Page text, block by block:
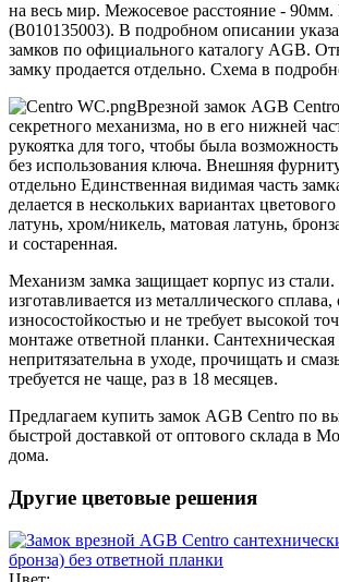
на весь мир. Межосевое расстояние - 90мм.
(B010135003). В подробном описании
замков по официального каталогу AGB.
замку продается отдельно. Схема в
Врезной замок AGB
секретного механизма, но в его нижней
рукоятка для того, чтобы была
без использования ключа. Внешняя
отдельно Единственная видимая часть
делается в нескольких вариантах
латунь, хром/никель, матовая латунь,
и состаренная.
Механизм замка защищает корпус из
изготавливается из металлического сплава,
износостойкостью и не требует высокой
монтаже ответной планки. Сантехническая
непритязательна в уходе, прочищать и
требуется не чаще, раз в 18 месяцев.
Предлагаем купить замок AGB Centro по
быстрой доставкой от оптового склада в
дома.
Другие цветовые решения